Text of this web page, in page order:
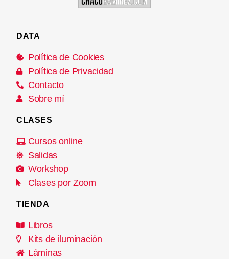
DATA
Política de Cookies
Política de Privacidad
Contacto
Sobre mí
CLASES
Cursos online
Salidas
Workshop
Clases por Zoom
TIENDA
Libros
Kits de iluminación
Láminas